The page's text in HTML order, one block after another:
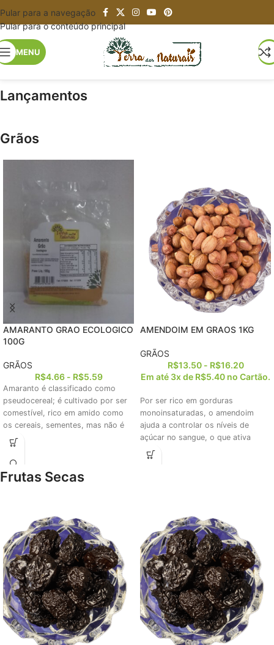
Pular para a navegação
Pular para o conteúdo principal
MENU
Lançamentos
Grãos
AMARANTO GRAO ECOLOGICO
100G
GRÃOS
R$4.66- R$5.59
Amaranto é classificado como
pseudocereal; é cultivado por ser
comestível, rico em amido como
os cereais, sementes, mas não é
AMENDOIM EM GRAOS 1KG
GRÃOS
R$13.50- R$16.20
Em até 3x de R$5.40 no Cartão.
Por ser rico em gorduras
monoinsaturadas, o amendoim
ajuda a controlar os níveis de
açúcar no sangue, o que ativa
Frutas Secas